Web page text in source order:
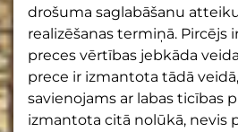
drošuma saglabāšanu
realizēšanas termiņā. Pircējs
preces vērtības jebkāda
prece ir izmantota tādā
savienojams ar labas ticības
izmantota citā nolūkā, nevis